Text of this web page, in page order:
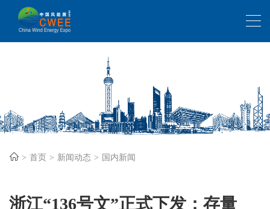
首页 新闻动态 国内新闻
浙江“136号文”正式下发：存量